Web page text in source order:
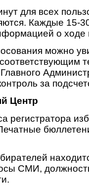
для всех
Каждые 15-
о ходе
можно
за
Центр
регистратора
СМИ,